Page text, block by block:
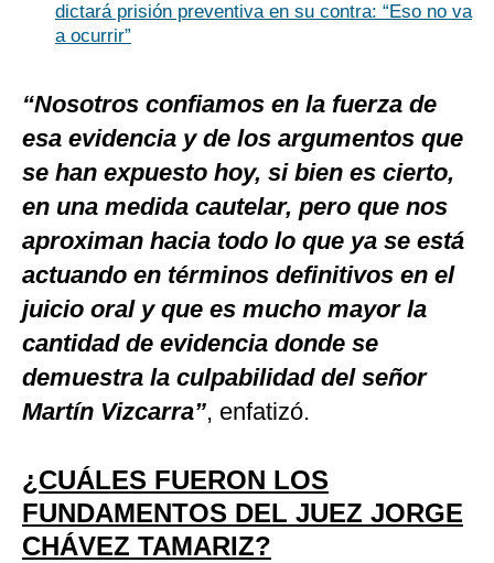
dictará prisión preventiva en su contra: “Eso no va
a ocurrir”
“Nosotros confiamos en la fuerza de
esa evidencia y de los argumentos que
se han expuesto hoy, si bien es cierto,
en una medida cautelar, pero que nos
aproximan hacia todo lo que ya se está
actuando en términos definitivos en el
juicio oral y que es mucho mayor la
cantidad de evidencia donde se
demuestra la culpabilidad del señor
Martín Vizcarra”, enfatizó.
¿CUÁLES FUERON LOS
FUNDAMENTOS DEL JUEZ JORGE
CHÁVEZ TAMARIZ?